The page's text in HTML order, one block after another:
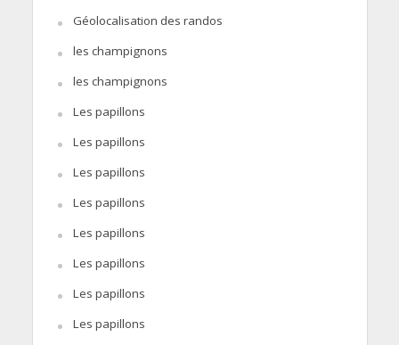
Géolocalisation des randos
les champignons
les champignons
Les papillons
Les papillons
Les papillons
Les papillons
Les papillons
Les papillons
Les papillons
Les papillons